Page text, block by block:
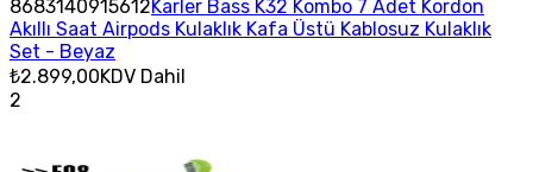
8683140915612Karler Bass K32 Kombo 7 Adet Kordon
Akıllı Saat Airpods Kulaklık Kafa Üstü Kablosuz Kulaklık
Set - Beyaz
₺2.899,00KDV Dahil
2